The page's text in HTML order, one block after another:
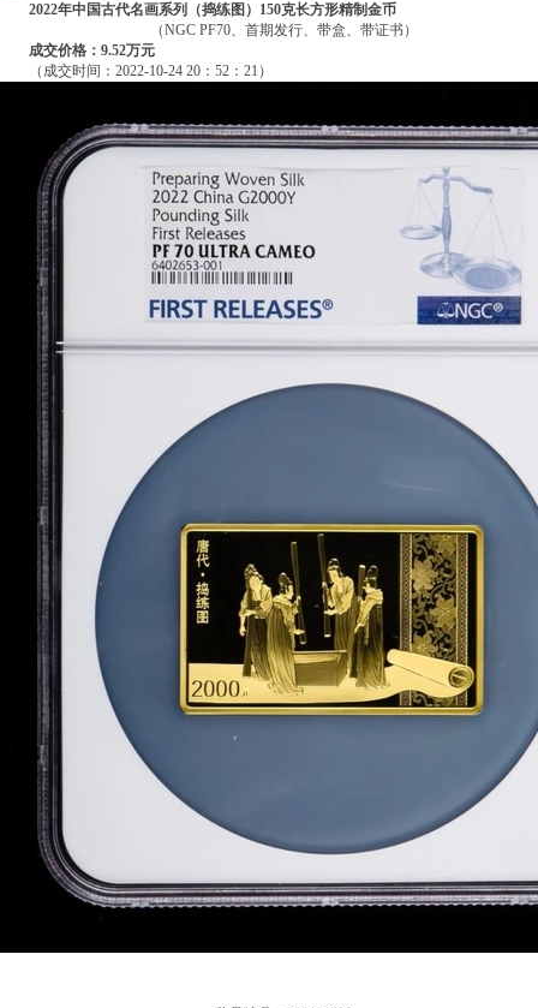
2022年中国古代名画系列（捣练图）150克长方形精制金币
（NGC PF70、首期发行、带盒、带证书）
成交价格：9.52万元
（成交时间：2022-10-24 20：52：21）